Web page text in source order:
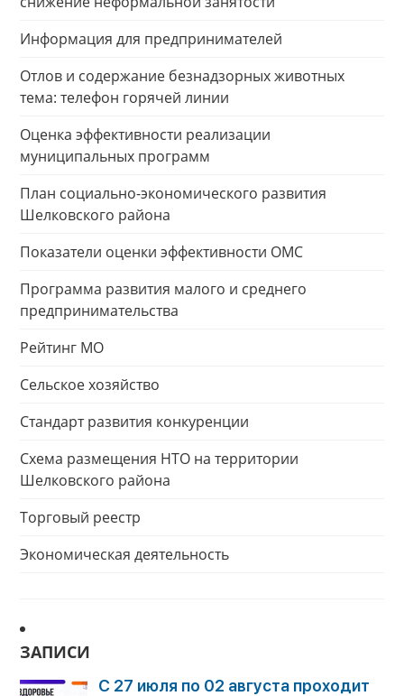
Информация для предпринимателей
Отлов и содержание безнадзорных животных
тема: телефон горячей линии
Оценка эффективности реализации
муниципальных программ
План социально-экономического развития
Шелковского района
Показатели оценки эффективности ОМС
Программа развития малого и среднего
предпринимательства
Рейтинг МО
Сельское хозяйство
Стандарт развития конкуренции
Схема размещения НТО на территории
Шелковского района
Торговый реестр
Экономическая деятельность
ЗАПИСИ
С 27 июля по 02 августа проходит